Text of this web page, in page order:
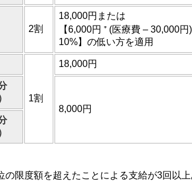
2割
18,000円または
【6,000円 ⁺ (医療費 – 30,000円
10%】の低い方を適用
1割
18,000円
8,000円
の限度額を超えたことによる支給が3回以